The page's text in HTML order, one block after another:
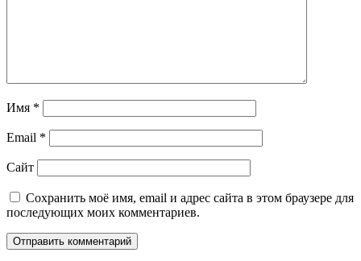
Имя *
Email *
Сайт
Сохранить моё имя, email и адрес сайта в этом браузере для
последующих моих комментариев.